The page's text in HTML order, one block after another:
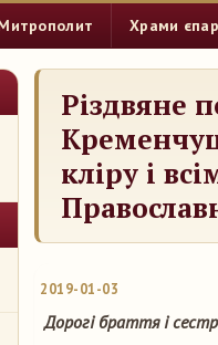
Храми
Різдвяне
кліру і
2019-01-03
браття і сестри!